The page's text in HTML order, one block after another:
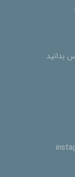
بدانید